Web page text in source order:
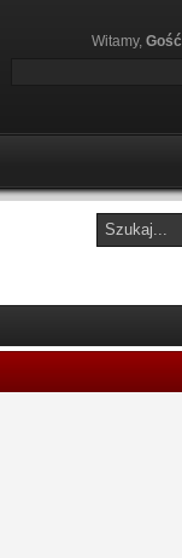
Witamy, Gość